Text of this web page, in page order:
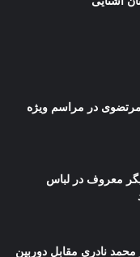
مرتضوی در مراسم ویژه
معروف در لباس
نادری مقابل دوربین